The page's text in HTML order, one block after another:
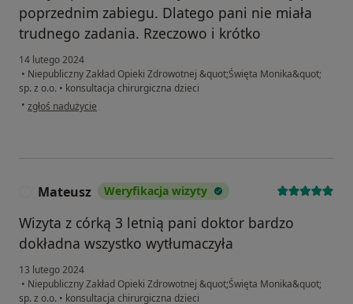
poprzednim zabiegu. Dlatego pani nie miała
trudnego zadania. Rzeczowo i krótko
14 lutego 2024
• Niepubliczny Zakład Opieki Zdrowotnej &quot;Święta Monika&quot;
sp. z o.o. • konsultacja chirurgiczna dzieci
• w opinii użytkownika Arkadiusz
zgłoś nadużycie
Mateusz Weryfikacja wizyty
Wizyta z córką 3 letnią pani doktor bardzo
dokładna wszystko wytłumaczyła
13 lutego 2024
• Niepubliczny Zakład Opieki Zdrowotnej &quot;Święta Monika&quot;
sp. z o.o. • konsultacja chirurgiczna dzieci